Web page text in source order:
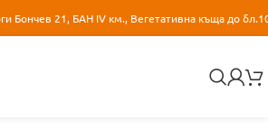
Бончев 21, БАН IV км., Вегетативна къща до